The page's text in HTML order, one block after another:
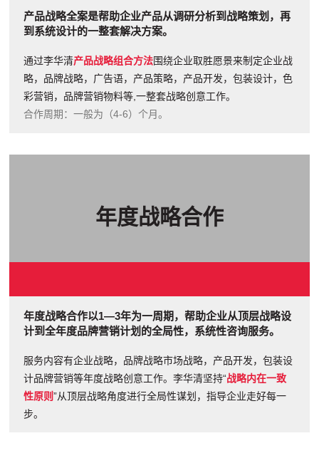
产品战略全案是帮助企业产品从调研分析到战略策划，再
到系统设计的一整套解决方案。
通过李华清产品战略组合方法围绕企业取胜愿景来制定企业战
略，品牌战略，广告语，产品策略，产品开发，包装设计，色
彩营销，品牌营销物料等,一整套战略创意工作。
合作周期：一般为（4-6）个月。
年度战略合作
年度战略合作以1—3年为一周期，帮助企业从顶层战略设
计到全年度品牌营销计划的全局性，系统性咨询服务。
服务内容有企业战略，品牌战略市场战略，产品开发，包装设
计品牌营销等年度战略创意工作。李华清坚持“战略内在一致
性原则”从顶层战略角度进行全局性谋划，指导企业走好每一
步。